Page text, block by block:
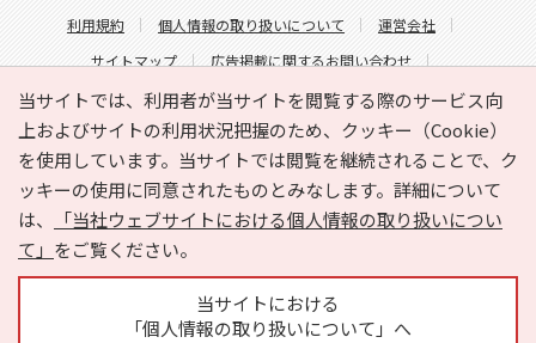
当サイトでは、利用者が当サイトを閲覧する際のサービス向
上およびサイトの利用状況把握のため、クッキー（Cookie）
を使用しています。当サイトでは閲覧を継続されることで、ク
ッキーの使用に同意されたものとみなします。詳細について
は、
「当社ウェブサイトにおける個人情報の取り扱いについ
て」 をご覧ください。
当サイトにおける
「個人情報の取り扱いについて」へ
利用規約
個人情報の取り扱いについて
運営会社
サイトマップ
広告掲載に関するお問い合わせ
サイトの内容に関するお問い合わせ
Copyright © HYOJITO.Co.,Ltd. All Rights Reserved.